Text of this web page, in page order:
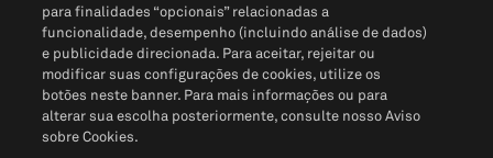
para finalidades “opcionais” relacionadas a
funcionalidade, desempenho (incluindo análise de dados)
e publicidade direcionada. Para aceitar, rejeitar ou
modificar suas configurações de cookies, utilize os
botões neste banner. Para mais informações ou para
alterar sua escolha posteriormente, consulte nosso Aviso
sobre Cookies.